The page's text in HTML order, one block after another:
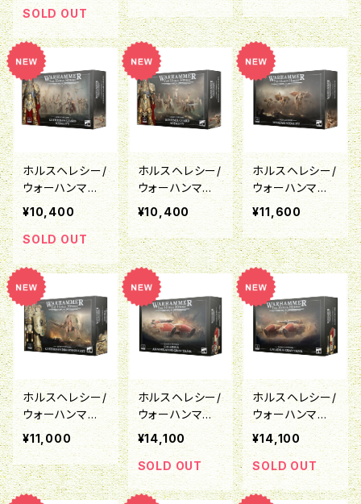
SOLD OUT
ホルスヘレシー/
ウォーハンマー4
0K:レギオ・カス
トーデス：カスト
ーディアン・ガー
ド・ソダリティ
¥10,400
SOLD OUT
ホルスヘレシー/
ウォーハンマー4
0K:レギオ・カス
トーデス：センチ
ネル・ガード・ソ
ダリティ
¥10,400
ホルスヘレシー/
ウォーハンマー4
0K:レギオ・カス
トーデス：ヴェナ
タリ・ソダリティ
¥11,600
ホルスヘレシー/
ウォーハンマー4
0K:レギオ・カス
トーデス：カスト
ーディアン・ドレ
ッドノート
¥11,000
ホルスヘレシー/
ウォーハンマー4
0K:レギオ・カス
トーデス：カラデ
ィウス・グラヴタ
ンク・アナイアレ
ーター
¥14,100
SOLD OUT
ホルスヘレシー/
ウォーハンマー4
0K:レギオ・カス
トーデス：カラデ
ィウス・グラヴタ
ンク
¥14,100
SOLD OUT